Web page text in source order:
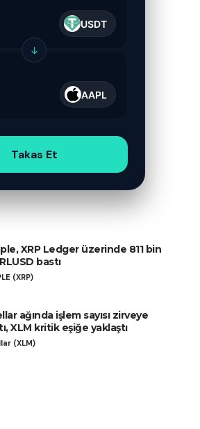
USDT
↓
AAPL
Takas Et
XRP Ledger üzerinde 811 bin
bastı
(XRP)
ağında işlem sayısı zirveye
XLM kritik eşiğe yaklaştı
(XLM)